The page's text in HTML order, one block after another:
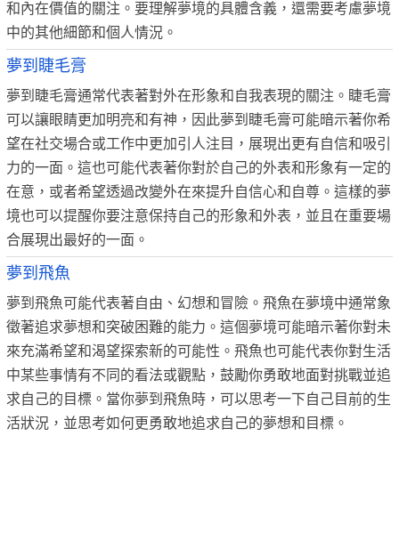
和內在價值的關注。要理解夢境的具體含義，還需要考慮夢境
中的其他細節和個人情況。
夢到睫毛膏
夢到睫毛膏通常代表著對外在形象和自我表現的關注。睫毛膏
可以讓眼睛更加明亮和有神，因此夢到睫毛膏可能暗示著你希
望在社交場合或工作中更加引人注目，展現出更有自信和吸引
力的一面。這也可能代表著你對於自己的外表和形象有一定的
在意，或者希望透過改變外在來提升自信心和自尊。這樣的夢
境也可以提醒你要注意保持自己的形象和外表，並且在重要場
合展現出最好的一面。
夢到飛魚
夢到飛魚可能代表著自由、幻想和冒險。飛魚在夢境中通常象
徵著追求夢想和突破困難的能力。這個夢境可能暗示著你對未
來充滿希望和渴望探索新的可能性。飛魚也可能代表你對生活
中某些事情有不同的看法或觀點，鼓勵你勇敢地面對挑戰並追
求自己的目標。當你夢到飛魚時，可以思考一下自己目前的生
活狀況，並思考如何更勇敢地追求自己的夢想和目標。